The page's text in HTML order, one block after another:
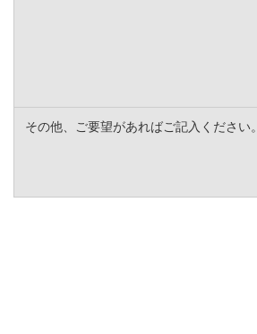
その他、ご要望があればご記入ください。